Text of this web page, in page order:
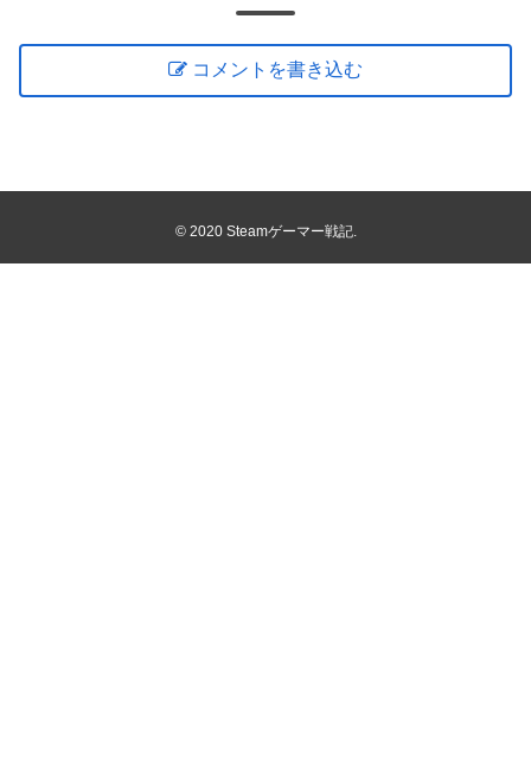
コメントを書き込む
© 2020 Steamゲーマー戦記.